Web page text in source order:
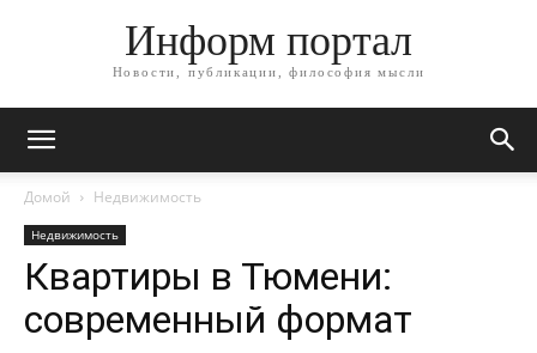
Информ портал
Новости, публикации, философия мысли
Домой Недвижимость
Недвижимость
Квартиры в Тюмени:
современный формат